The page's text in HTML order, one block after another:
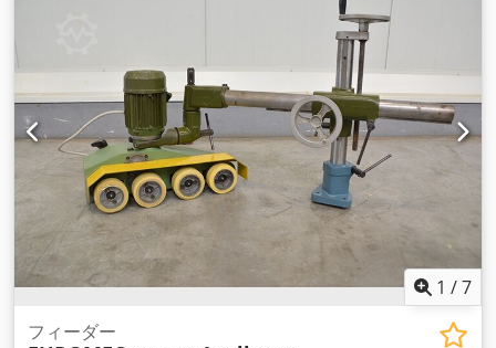
1 /7
フィーダー